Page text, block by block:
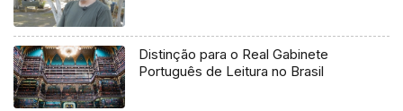
Distinção para o Real Gabinete
Português de Leitura no Brasil